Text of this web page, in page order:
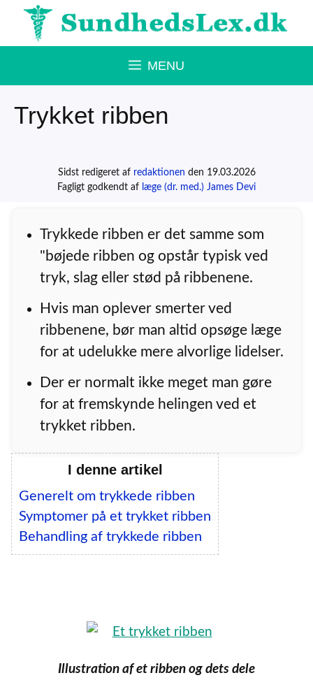
Hop
MENU
Trykket ribben
Sidst redigeret af redaktionen den 19.03.2026
Fagligt godkendt af læge (dr. med.) James Devi
Trykkede ribben er det samme som
"bøjede ribben og opstår typisk ved
tryk, slag eller stød på ribbenene.
Hvis man oplever smerter ved
ribbenene, bør man altid opsøge læge
for at udelukke mere alvorlige lidelser.
Der er normalt ikke meget man gøre
for at fremskynde helingen ved et
trykket ribben.
I denne artikel
Generelt om trykkede ribben
Symptomer på et trykket ribben
Behandling af trykkede ribben
Illustration af et ribben og dets dele